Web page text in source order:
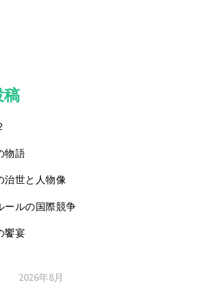
物語
治世と人物像
ールの国際競争
饗宴
2026年8月